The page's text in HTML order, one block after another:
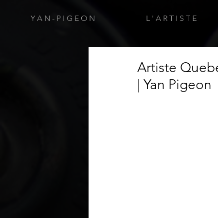
Y A N - P I G E O N L ' A R T I S T E
Artiste
| Yan Pigeon